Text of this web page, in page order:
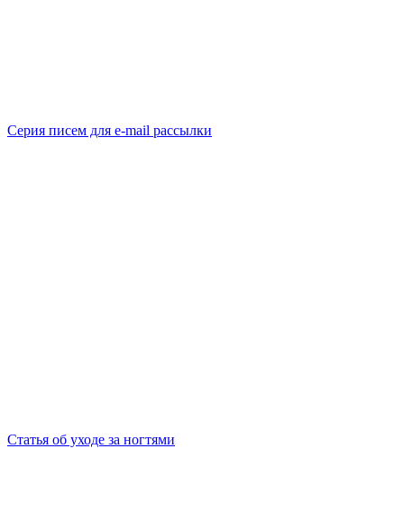
Серия писем для e-mail рассылки
Статья об уходе за ногтями